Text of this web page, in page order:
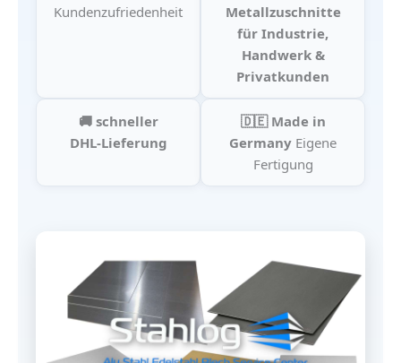
Kundenzufriedenheit
Metallzuschnitte
für Industrie,
Handwerk &
Privatkunden
🚚 schneller
DHL‑Lieferung
🇩🇪 Made in
Germany Eigene
Fertigung